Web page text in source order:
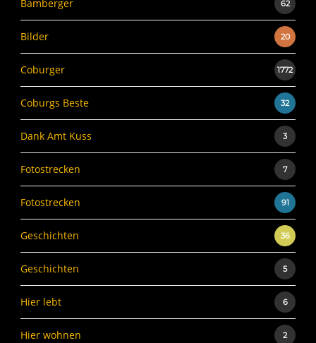
Bamberger 62
Bilder 20
Coburger 1772
Coburgs Beste 32
Dank Amt Kuss 3
Fotostrecken 7
Fotostrecken 91
Geschichten 36
Geschichten 5
Hier lebt 6
Hier wohnen 2